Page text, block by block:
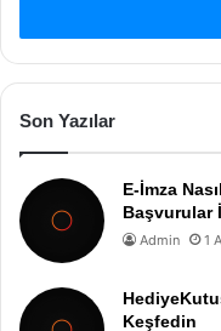
Son Yazılar
E-İmza
Başvurular
Admin 1
Keşfedin